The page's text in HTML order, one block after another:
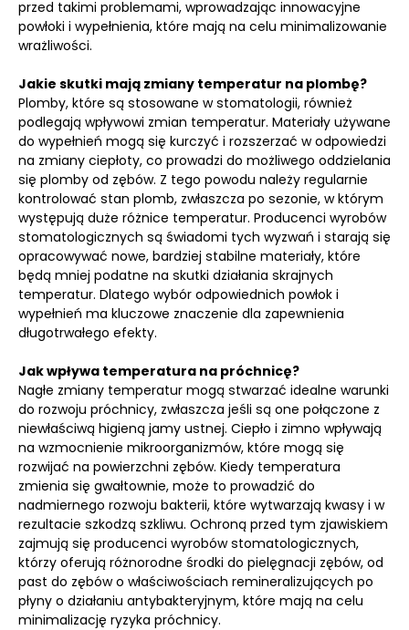
przed takimi problemami, wprowadzając innowacyjne
powłoki i wypełnienia, które mają na celu minimalizowanie
wrażliwości.
Jakie skutki mają zmiany temperatur na plombę?
Plomby, które są stosowane w stomatologii, również
podlegają wpływowi zmian temperatur. Materiały używane
do wypełnień mogą się kurczyć i rozszerzać w odpowiedzi
na zmiany ciepłoty, co prowadzi do możliwego oddzielania
się plomby od zębów. Z tego powodu należy regularnie
kontrolować stan plomb, zwłaszcza po sezonie, w którym
występują duże różnice temperatur. Producenci wyrobów
stomatologicznych są świadomi tych wyzwań i starają się
opracowywać nowe, bardziej stabilne materiały, które
będą mniej podatne na skutki działania skrajnych
temperatur. Dlatego wybór odpowiednich powłok i
wypełnień ma kluczowe znaczenie dla zapewnienia
długotrwałego efekty.
Jak wpływa temperatura na próchnicę?
Nagłe zmiany temperatur mogą stwarzać idealne warunki
do rozwoju próchnicy, zwłaszcza jeśli są one połączone z
niewłaściwą higieną jamy ustnej. Ciepło i zimno wpływają
na wzmocnienie mikroorganizmów, które mogą się
rozwijać na powierzchni zębów. Kiedy temperatura
zmienia się gwałtownie, może to prowadzić do
nadmiernego rozwoju bakterii, które wytwarzają kwasy i w
rezultacie szkodzą szkliwu. Ochroną przed tym zjawiskiem
zajmują się producenci wyrobów stomatologicznych,
którzy oferują różnorodne środki do pielęgnacji zębów, od
past do zębów o właściwościach remineralizujących po
płyny o działaniu antybakteryjnym, które mają na celu
minimalizację ryzyka próchnicy.